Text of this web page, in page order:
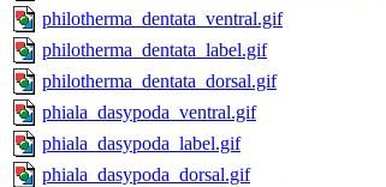
philotherma_dentata_ventral.gif
philotherma_dentata_label.gif
philotherma_dentata_dorsal.gif
phiala_dasypoda_ventral.gif
phiala_dasypoda_label.gif
phiala_dasypoda_dorsal.gif